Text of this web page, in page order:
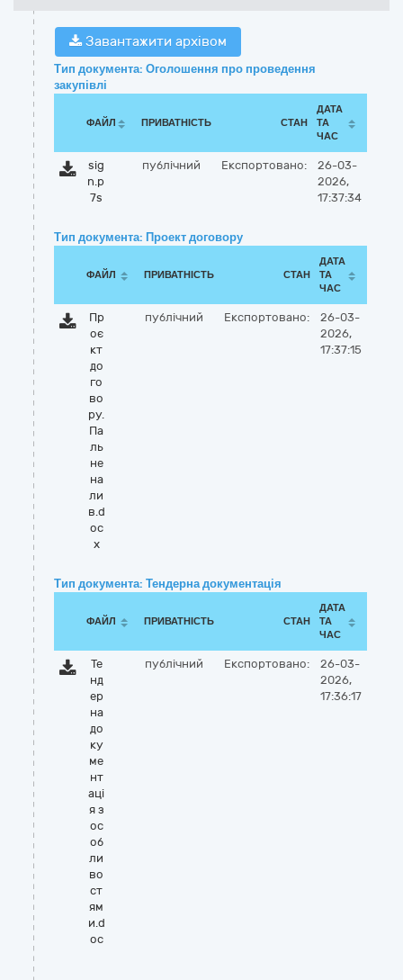
Завантажити архівом
Тип документа: Оголошення про проведення
закупівлі
ФАЙЛ ПРИВАТНІСТЬ СТАН
ДАТА
ТА
ЧАС
sig
n.p
7s
публічний Експортовано:
26-03-
2026,
17:37:34
Тип документа: Проект договору
ФАЙЛ ПРИВАТНІСТЬ СТАН
ДАТА
ТА
ЧАС
Пр
оє
кт
до
го
во
ру.
Па
ль
не
на
ли
в.d
oc
x
публічний Експортовано:
26-03-
2026,
17:37:15
Тип документа: Тендерна документація
ФАЙЛ ПРИВАТНІСТЬ СТАН
ДАТА
ТА
ЧАС
Те
нд
ер
на
до
ку
ме
нт
аці
я з
ос
об
ли
во
ст
ям
и.d
oc
публічний Експортовано:
26-03-
2026,
17:36:17